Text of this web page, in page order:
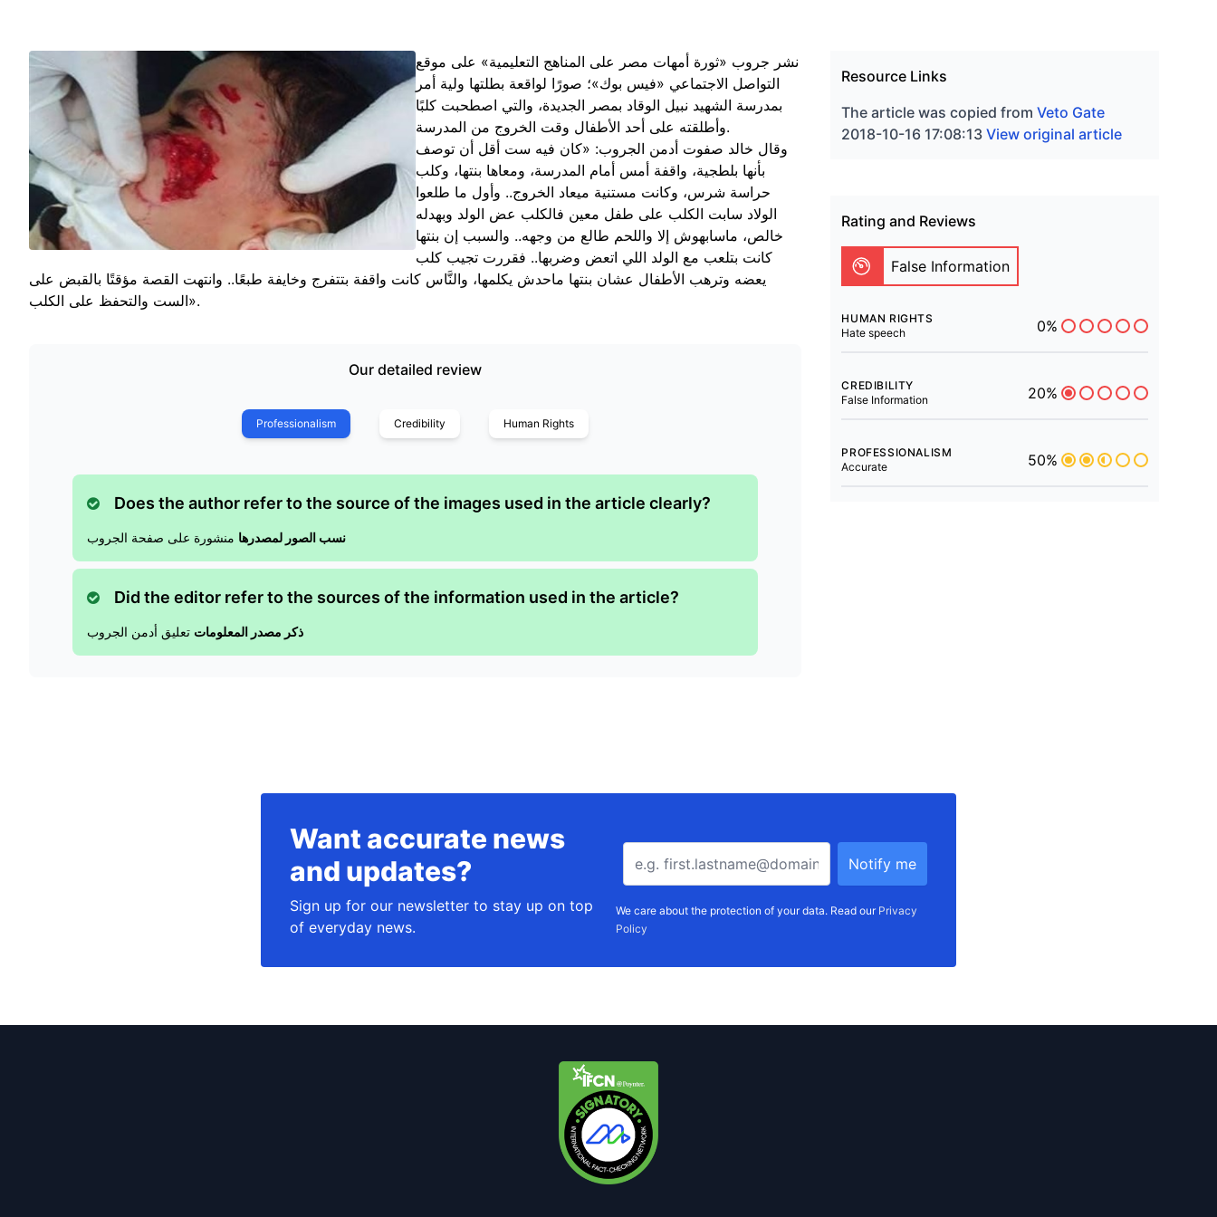
نشر جروب «ثورة أمهات مصر على المناهج التعليمية» على موقع
التواصل الاجتماعي «فيس بوك»؛ صورًا لواقعة بطلتها ولية أمر
بمدرسة الشهيد نبيل الوقاد بمصر الجديدة، والتي اصطحبت كلبًا
وأطلقته على أحد الأطفال وقت الخروج من المدرسة.
وقال خالد صفوت أدمن الجروب: «كان فيه ست أقل أن توصف
بأنها بلطجية، واقفة أمس أمام المدرسة، ومعاها بنتها، وكلب
حراسة شرس، وكانت مستنية ميعاد الخروج.. وأول ما طلعوا
الولاد سابت الكلب على طفل معين فالكلب عض الولد وبهدله
خالص، ماسابهوش إلا واللحم طالع من وجهه.. والسبب إن بنتها
كانت بتلعب مع الولد اللي اتعض وضربها.. فقررت تجيب كلب
يعضه وترهب الأطفال عشان بنتها ماحدش يكلمها، والنَّاس كانت واقفة بتتفرج وخايفة طبعًا.. وانتهت القصة مؤقتًا بالقبض على
الست والتحفظ على الكلب».
Our detailed review
Professionalism Credibility Human Rights
Does the author refer to the source of the images used in the article clearly?
نسب الصور لمصدرها منشورة على صفحة الجروب
Did the editor refer to the sources of the information used in the article?
ذكر مصدر المعلومات تعليق أدمن الجروب
Resource Links
The article was copied fromVeto Gate
2018-10-16 17:08:13View original article
Rating and Reviews
False Information
HUMAN RIGHTS
Hate speech
0%
CREDIBILITY
False Information
20%
PROFESSIONALISM
Accurate
50%
Want accurate news
and updates?
Sign up for our newsletter to stay up on top
of everyday news.
We care about the protection of your data. Read our Privacy
Policy